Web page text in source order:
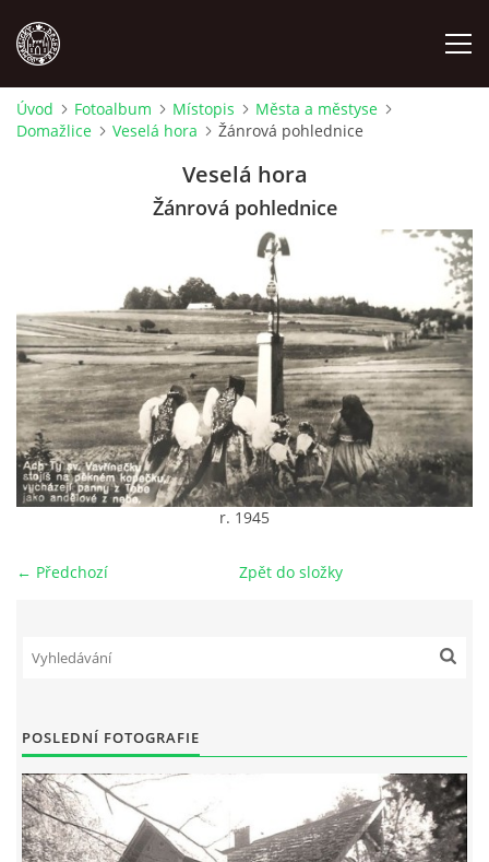
MÍSTOPIS
OSTATNÍ
ODKAZY
O NÁS
--------------------------------------------------------------
Tento projekt je realizován za finanční podpory
Úvod Fotoalbum Místopis
Města a městyse
Domažlice
Veselá hora Žánrová pohlednice
Veselá hora
Žánrová pohlednice
r. 1945
← Předchozí Zpět do složky
POSLEDNÍ FOTOGRAFIE